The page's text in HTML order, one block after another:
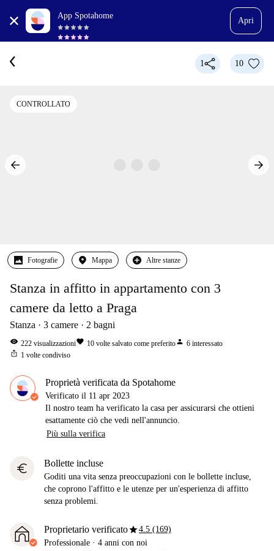
App Spotahome
Apri
1 10
CONTROLLATO
Fotografie Mappa Altre stanze
Stanza in affitto in appartamento con 3
camere da letto a Praga
Stanza 3 camere 2 bagni
visibility 222 visualizzazionifavorite 10 volte salvato come preferitoperson 6 interessato
ios_share 1 volte condiviso
Proprietà verificata da Spotahome
Verificato il 11 apr 2023
Il nostro team ha verificato la casa per assicurarsi che ottieni
esattamente ciò che vedi nell'annuncio.
Più sulla verifica
euro Bollette incluse
Goditi una vita senza preoccupazioni con le bollette incluse,
che coprono l'affitto e le utenze per un'esperienza di affitto
senza problemi.
Proprietario verificatostar4.5 (169)
Professionale · 4 anni con noi